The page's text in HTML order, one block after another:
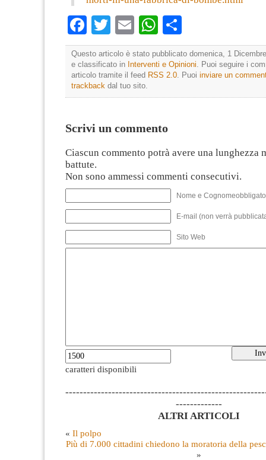
Facebook
TwitterEmailWhatsApp
Questo articolo è stato pubblicato domenica, 1
e classificato in Interventi e Opinioni . Puoi seguire i
articolo tramite il feed RSS 2.0 . Puoi inviare un
trackback dal tuo sito.
Scrivi un commento
Ciascun commento potrà avere una lunghezza
battute.
Non sono ammessi commenti consecutivi.
Nome e
E-mail (non verrà
Sito Web
caratteri disponibili
-------------
ALTRI ARTICOLI
« Il polpo
Più di 7.000 cittadini chiedono la moratoria della
»